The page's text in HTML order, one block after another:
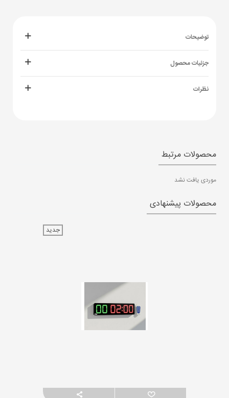
توضیحات
جزئیات محصول
نظرات
محصولات مرتبط
موردی یافت نشد
محصولات پیشنهادی
جدید